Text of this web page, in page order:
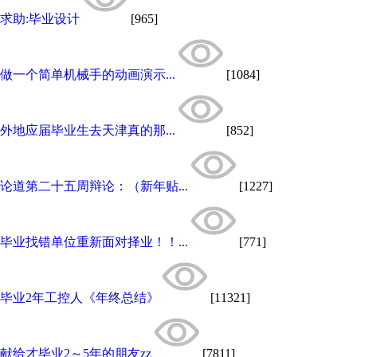
求助:毕业设计 [965]
做一个简单机械手的动画演示... [1084]
外地应届毕业生去天津真的那... [852]
论道第二十五周辩论：（新年贴... [1227]
毕业找错单位重新面对择业！！... [771]
毕业2年工控人《年终总结》 [11321]
献给才毕业2～5年的朋友zz [7811]